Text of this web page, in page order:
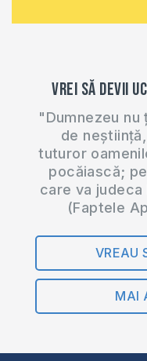
Vrei să devii
"Dumnezeu nu
de
tuturor
pocăiască;
care va
(Faptele
VREAU
MAI